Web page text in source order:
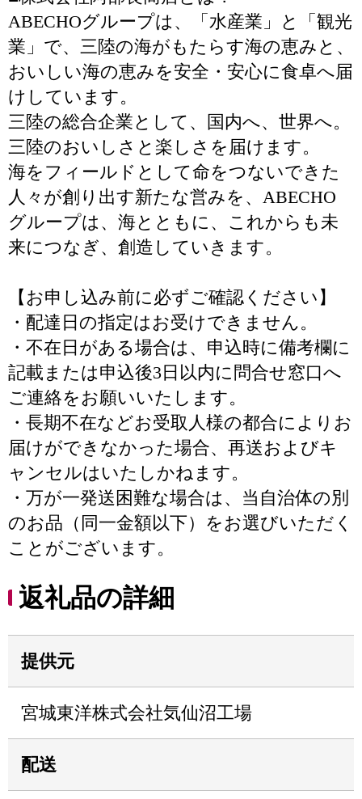
ABECHOグループは、「水産業」と「観光
業」で、三陸の海がもたらす海の恵みと、
おいしい海の恵みを安全・安心に食卓へ届
けしています。
三陸の総合企業として、国内へ、世界へ。
三陸のおいしさと楽しさを届けます。
海をフィールドとして命をつないできた
人々が創り出す新たな営みを、ABECHO
グループは、海とともに、これからも未
来につなぎ、創造していきます。
【お申し込み前に必ずご確認ください】
・配達日の指定はお受けできません。
・不在日がある場合は、申込時に備考欄に
記載または申込後3日以内に問合せ窓口へ
ご連絡をお願いいたします。
・長期不在などお受取人様の都合によりお
届けができなかった場合、再送およびキ
ャンセルはいたしかねます。
・万が一発送困難な場合は、当自治体の別
のお品（同一金額以下）をお選びいただく
ことがございます。
返礼品の詳細
提供元
宮城東洋株式会社気仙沼工場
配送